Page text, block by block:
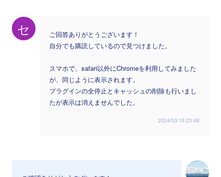
セ
ご回答ありがとうございます！
自分でも購読しているので見つけました。
スマホで、safari以外にChromeを利用してみました
が、同じように表示されます。
プラグインの全停止とキャッシュの削除も行いまし
たが表示は消えませんでした。
2024/03/18 23:48